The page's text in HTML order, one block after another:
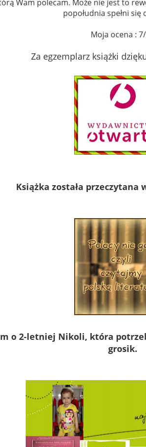
Wam polecam. Może nie jest to
popołudnia spełni się
Moja ocena :
Za egzemplarz książki
Książka została przeczytana
o 2-letniej Nikoli, która
grosik.